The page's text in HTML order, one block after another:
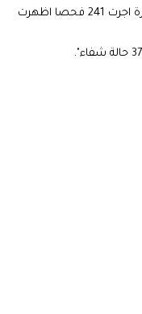
وذكرت الدائرة في بيان تلقته الرشيد، ان"الدائرة اجرت 241 فحصا اظهرت